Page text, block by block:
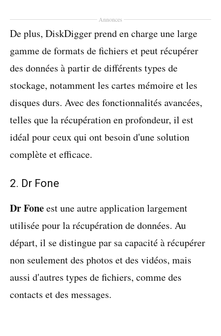
Annonces
De plus, DiskDigger prend en charge une large
gamme de formats de fichiers et peut récupérer
des données à partir de différents types de
stockage, notamment les cartes mémoire et les
disques durs. Avec des fonctionnalités avancées,
telles que la récupération en profondeur, il est
idéal pour ceux qui ont besoin d'une solution
complète et efficace.
2. Dr Fone
Dr Foneest une autre application largement
utilisée pour la récupération de données. Au
départ, il se distingue par sa capacité à récupérer
non seulement des photos et des vidéos, mais
aussi d'autres types de fichiers, comme des
contacts et des messages.